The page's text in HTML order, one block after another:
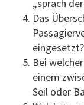
„sprach
Das
Bei
einem
Seil oder